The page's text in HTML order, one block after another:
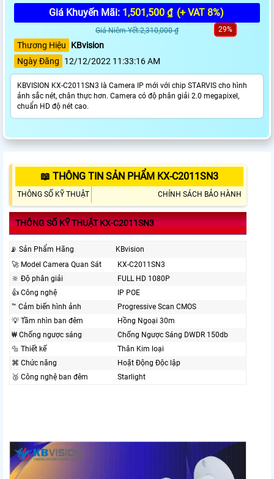
Giá Khuyến Mãi: 1,501,500 ₫ (+ VAT 8%)
Giá Niêm Yết:2,310,000 ₫ 29%
Thương Hiệu
KBvision
Ngày Đăng
12/12/2022 11:33:16 AM
KBVISION KX-C2011SN3 là Camera IP mới với chip STARVIS cho hình
ảnh sắc nét, chân thực hơn. Camera có độ phân giải 2.0 megapixel,
chuẩn HD độ nét cao.
📖 THÔNG TIN SẢN PHẨM KX-C2011SN3
THÔNG SỐ KỸ THUẬT CHÍNH SÁCH BẢO HÀNH
THÔNG SỐ KỸ THUẬT KX-C2011SN3
📡 Sản Phẩm Hãng
KBvision
️🚀 Model Camera Quan Sát
KX-C2011SN3
🔆 Độ phân giải
FULL HD 1080P
👍 Công nghệ
IP POE
™️ Cảm biến hình ảnh
Progressive Scan CMOS
💡 Tầm nhìn ban đêm
Hồng Ngoại 30m
₩ Chống ngược sáng
Chống Ngược Sáng DWDR 150db
🔩 Thiết kế
Thân Kim loại
⌘ Chức năng
Hoặt Động Độc lập
🥉 Công nghệ ban đêm
Starlight